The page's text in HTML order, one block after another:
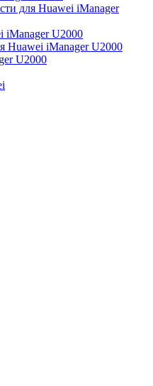
для Huawei iManager
U2000
Huawei iManager U2000
U2000